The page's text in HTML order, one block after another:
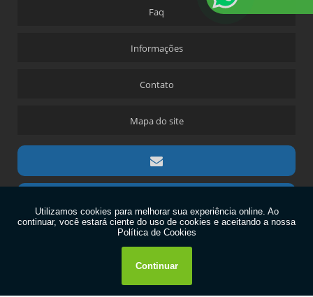
Faq
Informações
Contato
Mapa do site
Copyright © FW. (Lei 9610 de 19/02/1998)